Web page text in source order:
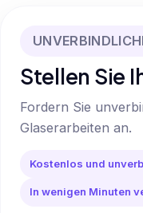
Stellen Sie
Fordern Sie
Glaserarbeiten an.
Kostenlos und
In wenigen Minuten